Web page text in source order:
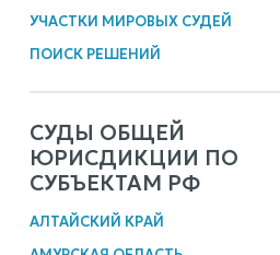
УЧАСТКИ МИРОВЫХ СУДЕЙ
ПОИСК РЕШЕНИЙ
СУДЫ ОБЩЕЙ
ЮРИСДИКЦИИ ПО
СУБЪЕКТАМ РФ
АЛТАЙСКИЙ КРАЙ